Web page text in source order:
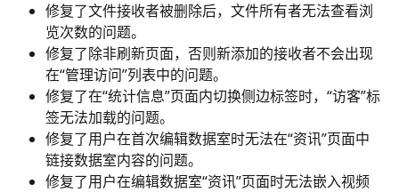
修复了文件接收者被删除后，文件所有者无法查看浏
览次数的问题。
修复了除非刷新页面，否则新添加的接收者不会出现
在“管理访问”列表中的问题。
修复了在“统计信息”页面内切换侧边标签时，“访客”标
签无法加载的问题。
修复了用户在首次编辑数据室时无法在“资讯”页面中
链接数据室内容的问题。
修复了用户在编辑数据室“资讯”页面时无法嵌入视频